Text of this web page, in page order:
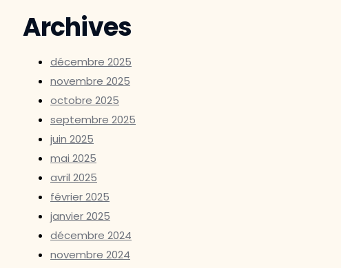
Archives
décembre 2025
novembre 2025
octobre 2025
septembre 2025
juin 2025
mai 2025
avril 2025
février 2025
janvier 2025
décembre 2024
novembre 2024